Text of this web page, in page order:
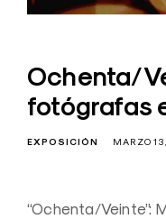
Ochenta/
fotógrafas
EXPOSICIÓN MARZO
“Ochenta/Veinte”: